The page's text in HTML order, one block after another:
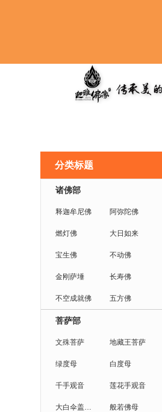
分类标题
诸佛部
释迦牟尼佛 阿弥陀佛
燃灯佛 大日如来
宝生佛 不动佛
金刚萨埵 长寿佛
不空成就佛 五方佛
菩萨部
文殊菩萨 地藏王菩萨
绿度母 白度母
千手观音 莲花手观音
般若佛母